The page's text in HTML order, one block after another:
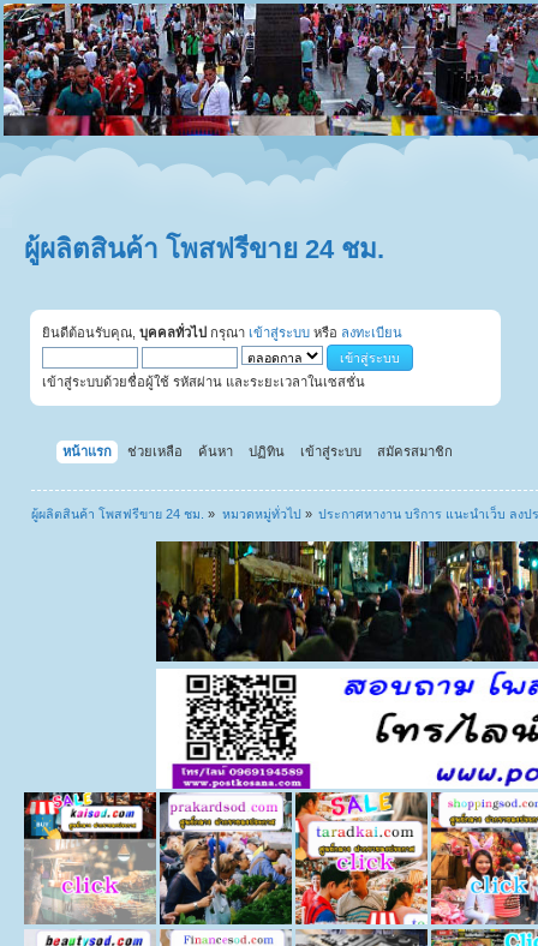
ผู้ผลิตสินค้า โพสฟรีขาย 24 ชม.
ยินดีต้อนรับคุณ, บุคคลทั่วไป กรุณา เข้าสู่ระบบ หรือ ลงทะเบียน
เข้าสู่ระบบด้วยชื่อผู้ใช้ รหัสผ่าน และระยะเวลาในเซสชั่น
หน้าแรก ช่วยเหลือ ค้นหา ปฏิทิน เข้าสู่ระบบ สมัครสมาชิก
ผู้ผลิตสินค้า โพสฟรีขาย 24 ชม. » หมวดหมู่ทั่วไป » ประกาศหางาน บริการ แนะนำเว็บ ลงป